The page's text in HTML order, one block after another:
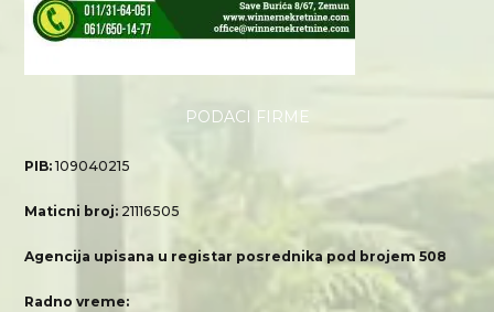
PODACI FIRME
PIB:109040215
Maticni broj: 21116505
Agencija upisana u registar posrednika pod brojem 508
Radno vreme: